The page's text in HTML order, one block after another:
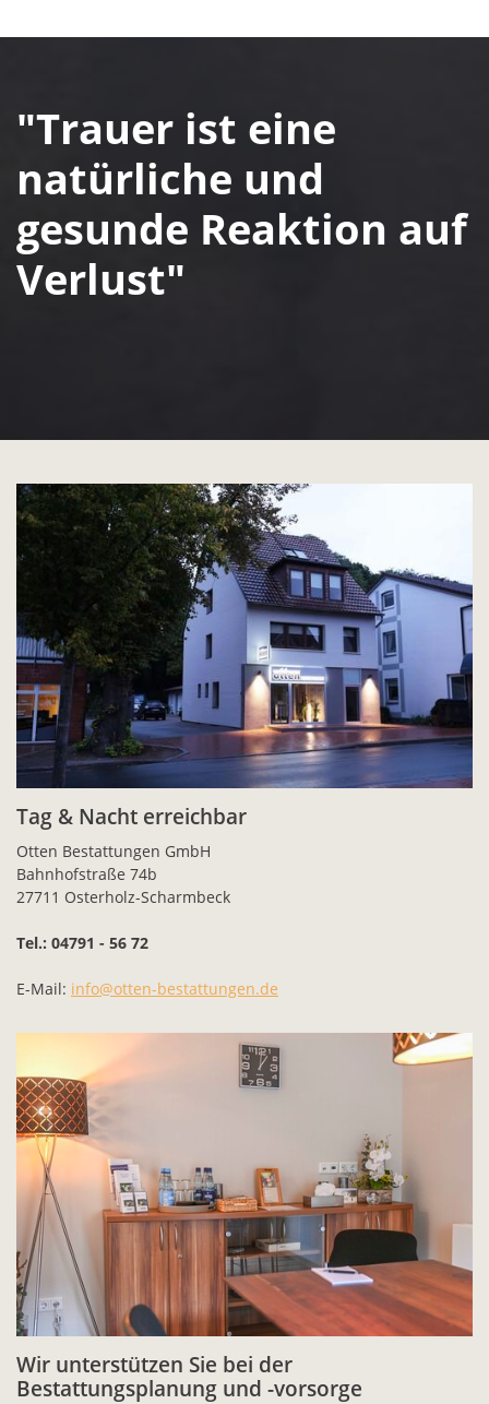
"Trauer ist eine
natürliche und
gesunde Reaktion auf
Verlust"
Tag & Nacht erreichbar
Otten Bestattungen GmbH
Bahnhofstraße 74b
27711 Osterholz-Scharmbeck
Tel.: 04791 - 56 72
E-Mail: info@otten-bestattungen.de
Wir unterstützen Sie bei der
Bestattungsplanung und -vorsorge